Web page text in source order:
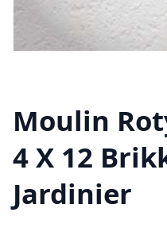
Moulin
4 X 12
Jardinier